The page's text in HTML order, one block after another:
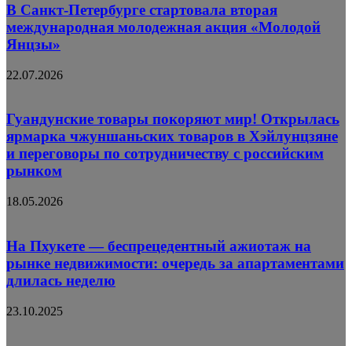
В Санкт-Петербурге стартовала вторая
международная молодежная акция «Молодой
Янцзы»
22.07.2026
Гуандунские товары покоряют мир! Открылась
ярмарка чжуншаньских товаров в Хэйлунцзяне
и переговоры по сотрудничеству с российским
рынком
18.05.2026
На Пхукете — беспрецедентный ажиотаж на
рынке недвижимости: очередь за апартаментами
длилась неделю
23.10.2025